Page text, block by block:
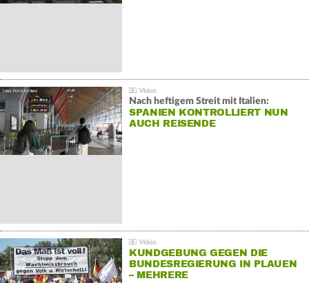
Nach heftigem Streit mit Italien:
SPANIEN KONTROLLIERT NUN
AUCH REISENDE
KUNDGEBUNG GEGEN DIE
BUNDESREGIERUNG IN PLAUEN
– MEHRERE